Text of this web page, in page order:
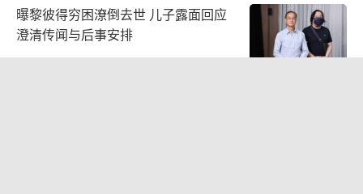
曝黎彼得穷困潦倒去世 儿子露面回应
澄清传闻与后事安排
2026-08-06 20:57:16